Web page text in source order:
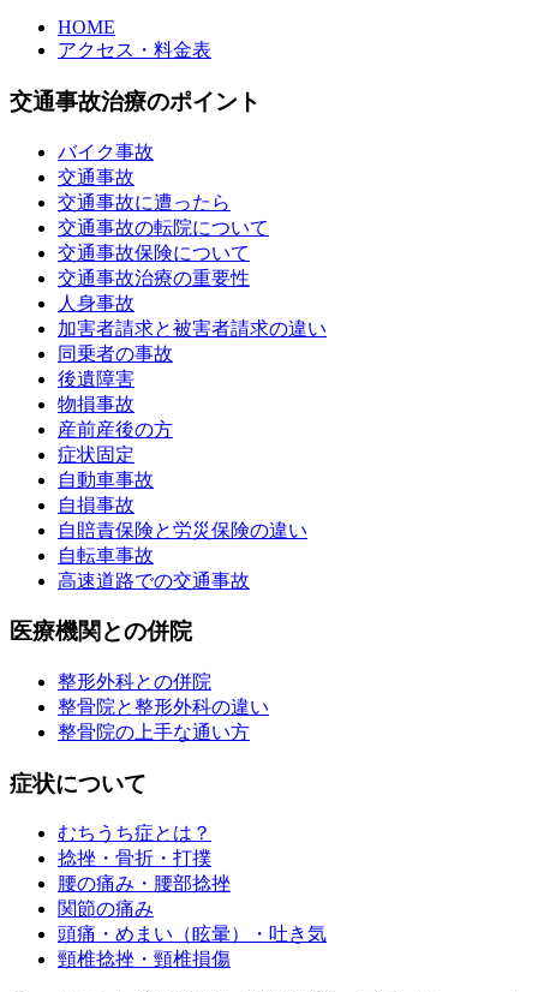
HOME
アクセス・料金表
交通事故治療のポイント
バイク事故
交通事故
交通事故に遭ったら
交通事故の転院について
交通事故保険について
交通事故治療の重要性
人身事故
加害者請求と被害者請求の違い
同乗者の事故
後遺障害
物損事故
産前産後の方
症状固定
自動車事故
自損事故
自賠責保険と労災保険の違い
自転車事故
⾼速道路での交通事故
医療機関との併院
整形外科との併院
整骨院と整形外科の違い
整骨院の上手な通い方
症状について
むちうち症とは？
捻挫・骨折・打撲
腰の痛み・腰部捻挫
関節の痛み
頭痛・めまい（眩暈）・吐き気
頸椎捻挫・頸椎損傷